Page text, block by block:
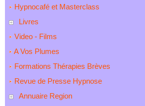
Hypnocafé et Masterclass
Livres
Video - Films
A Vos Plumes
Formations Thérapies Brèves
Revue de Presse Hypnose
Annuaire Region